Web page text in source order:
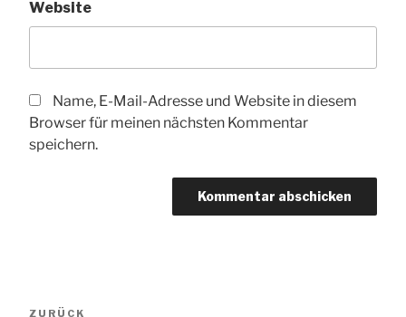
Website
Name, E-Mail-Adresse und Website in diesem
Browser für meinen nächsten Kommentar
speichern.
Vorheriger
ZURÜCK